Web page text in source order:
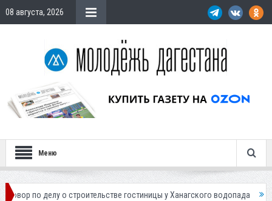
08 августа, 2026
Меню
о строительстве гостиницы у Ханагского водопада Власти